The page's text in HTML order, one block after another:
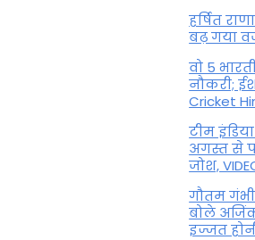
हर्षित
बढ़ गया
वो 5
नौकरी;
Cricket
टीम
अगस्त से
जोश,
गौतम
बोले
इज्जत